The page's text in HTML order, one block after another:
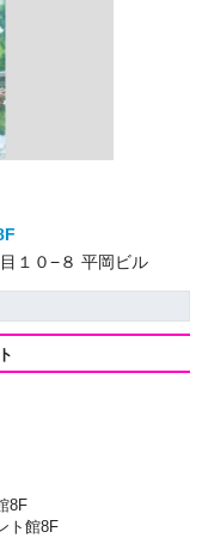
１０−８ 平岡ビル
8F
ト館8F